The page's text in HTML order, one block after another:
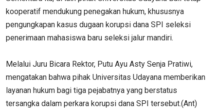
kooperatif mendukung penegakan hukum, khususnya
pengungkapan kasus dugaan korupsi dana SPI seleksi
penerimaan mahasiswa baru seleksi jalur mandiri.
Melalui Juru Bicara Rektor, Putu Ayu Asty Senja Pratiwi,
mengatakan bahwa pihak Universitas Udayana memberikan
layanan hukum bagi tiga pejabatnya yang berstatus
tersangka dalam perkara korupsi dana SPI tersebut.(Ant)